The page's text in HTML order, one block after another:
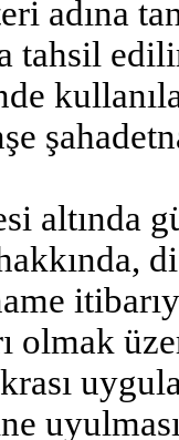
adına
tahsil
altında
olmak